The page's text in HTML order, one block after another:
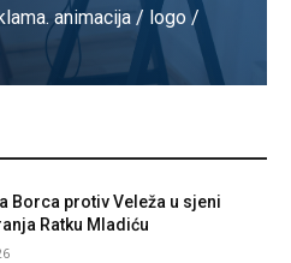
animacija / logo /
Borca protiv Veleža u sjeni
Ratku Mladiću